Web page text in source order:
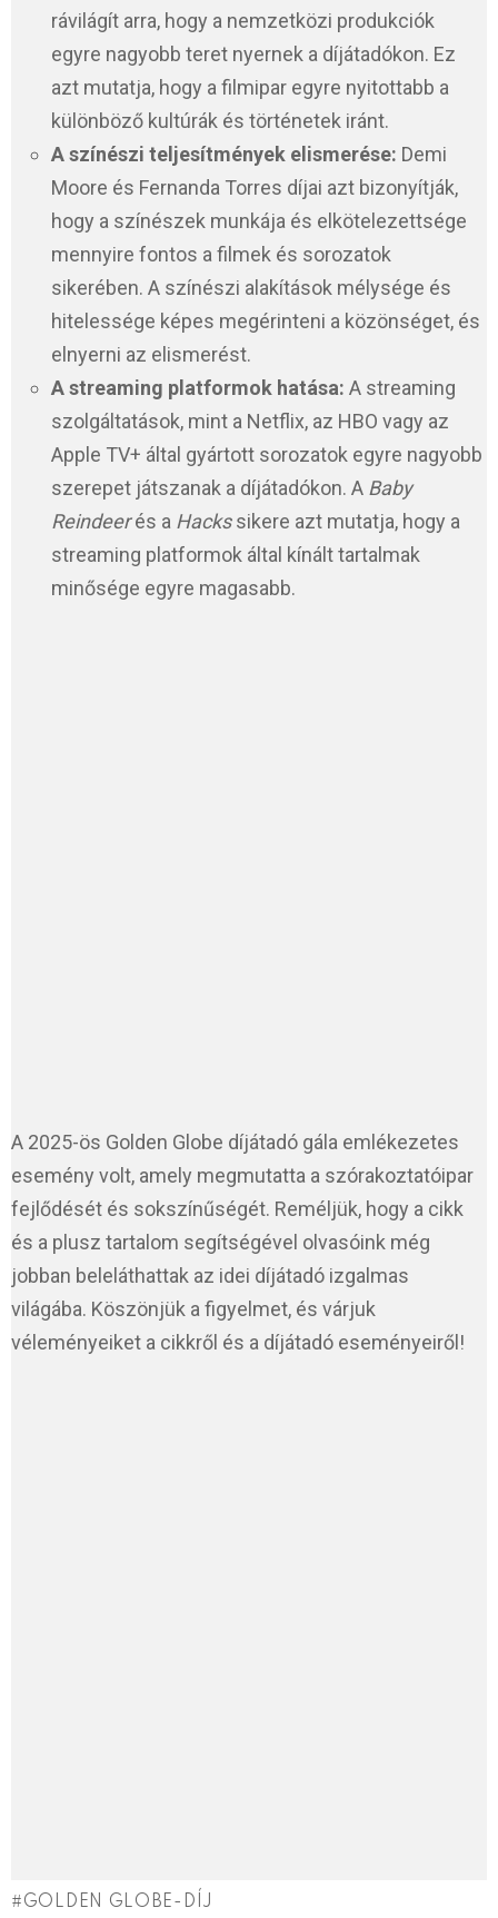
rávilágít arra, hogy a nemzetközi produkciók
egyre nagyobb teret nyernek a díjátadókon. Ez
azt mutatja, hogy a filmipar egyre nyitottabb a
különböző kultúrák és történetek iránt.
A színészi teljesítmények elismerése: Demi
Moore és Fernanda Torres díjai azt bizonyítják,
hogy a színészek munkája és elkötelezettsége
mennyire fontos a filmek és sorozatok
sikerében. A színészi alakítások mélysége és
hitelessége képes megérinteni a közönséget, és
elnyerni az elismerést.
A streaming platformok hatása: A streaming
szolgáltatások, mint a Netflix, az HBO vagy az
Apple TV+ által gyártott sorozatok egyre nagyobb
szerepet játszanak a díjátadókon. A Baby
Reindeerés a Hackssikere azt mutatja, hogy a
streaming platformok által kínált tartalmak
minősége egyre magasabb.
A 2025-ös Golden Globe díjátadó gála emlékezetes
esemény volt, amely megmutatta a szórakoztatóipar
fejlődését és sokszínűségét. Reméljük, hogy a cikk
és a plusz tartalom segítségével olvasóink még
jobban beleláthattak az idei díjátadó izgalmas
világába. Köszönjük a figyelmet, és várjuk
véleményeiket a cikkről és a díjátadó eseményeiről!
GOLDEN GLOBE-DÍJ